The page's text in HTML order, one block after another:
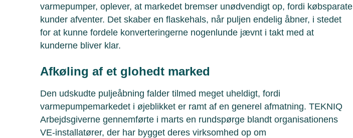
varmepumper, oplever, at markedet bremser unødvendigt op, fordi købsparate
kunder afventer. Det skaber en flaskehals, når puljen endelig åbner, i stedet
for at kunne fordele konverteringerne nogenlunde jævnt i takt med at
kunderne bliver klar.
Afkøling af et glohedt marked
Den udskudte puljeåbning falder tilmed meget uheldigt, fordi
varmepumpemarkedet i øjeblikket er ramt af en generel afmatning. TEKNIQ
Arbejdsgiverne gennemførte i marts en rundspørge blandt organisationens
VE-installatører, der har bygget deres virksomhed op om